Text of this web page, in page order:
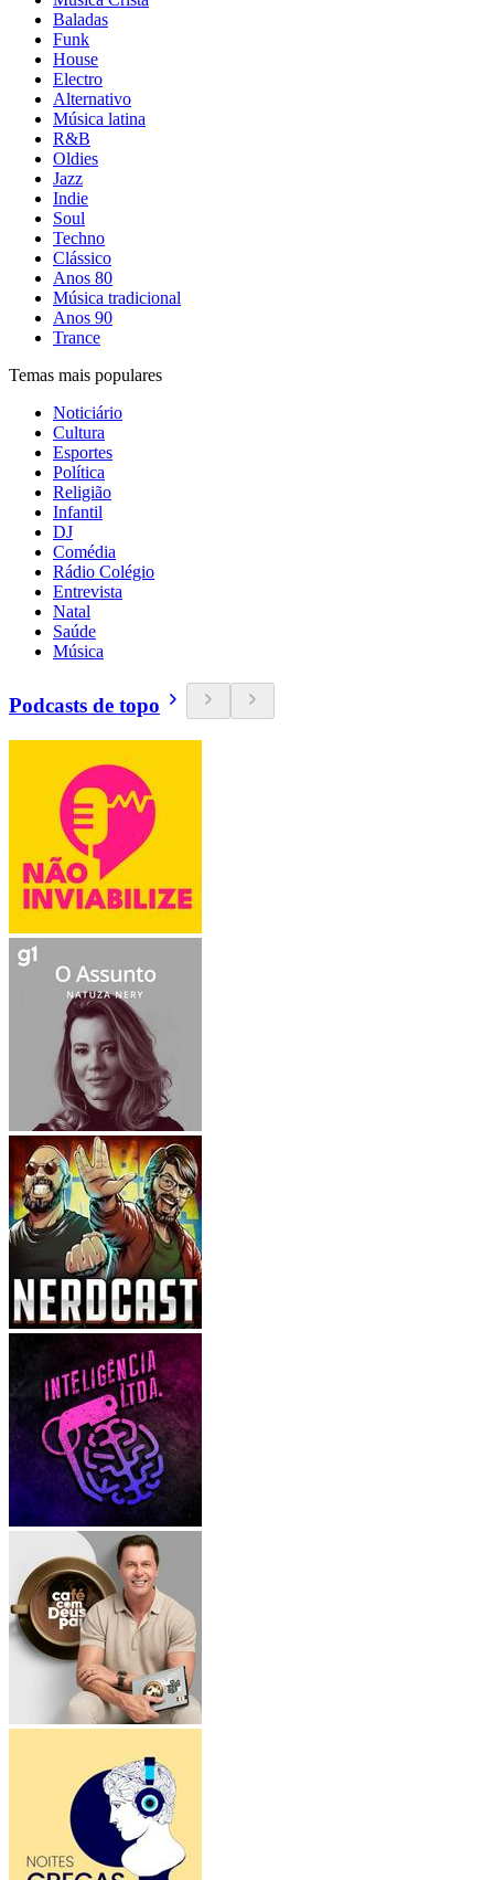
Baladas
Funk
House
Electro
Alternativo
Música latina
R&B
Oldies
Jazz
Indie
Soul
Techno
Clássico
Anos 80
Música tradicional
Anos 90
Trance
Temas mais populares
Noticiário
Cultura
Esportes
Política
Religião
Infantil
DJ
Comédia
Rádio Colégio
Entrevista
Natal
Saúde
Música
Podcasts de topo